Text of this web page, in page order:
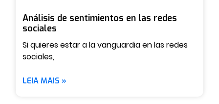
Análisis de sentimientos en las redes
sociales
Si quieres estar a la vanguardia en las redes
sociales,
LEIA MAIS »